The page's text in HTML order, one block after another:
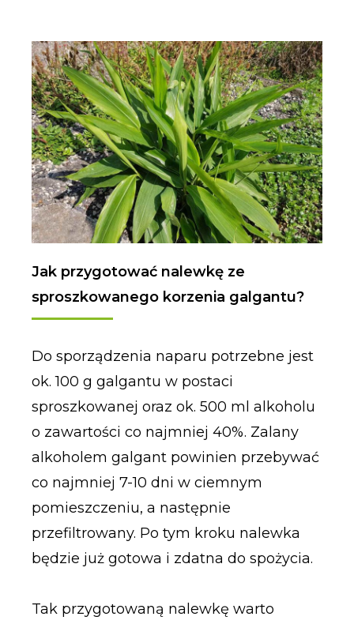
Jak przygotować nalewkę ze
sproszkowanego korzenia galgantu?
Do sporządzenia naparu potrzebne jest
ok. 100 g galgantu w postaci
sproszkowanej oraz ok. 500 ml alkoholu
o zawartości co najmniej 40%. Zalany
alkoholem galgant powinien przebywać
co najmniej 7-10 dni w ciemnym
pomieszczeniu, a następnie
przefiltrowany. Po tym kroku nalewka
będzie już gotowa i zdatna do spożycia.
Tak przygotowaną nalewkę warto